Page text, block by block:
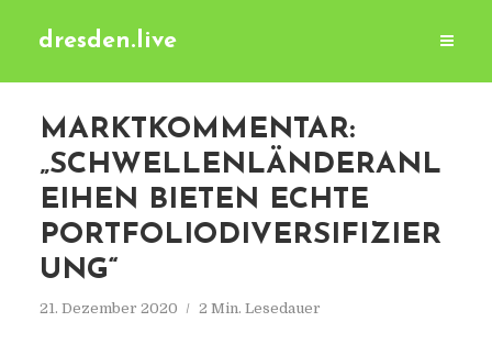
dresden.live
MARKTKOMMENTAR:
„SCHWELLENLÄNDERANL
EIHEN BIETEN ECHTE
PORTFOLIODIVERSIFIZIER
UNG“
21. Dezember 2020 2 Min. Lesedauer